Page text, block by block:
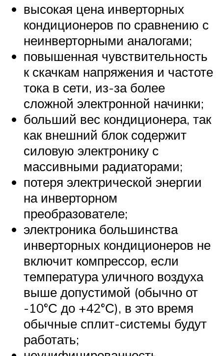
высокая цена инверторных
кондиционеров по сравнению с
неинверторными аналогами;
повышенная чувствительность
к скачкам напряжения и частоте
тока в сети, из-за более
сложной электронной начинки;
больший вес кондиционера, так
как внешний блок содержит
силовую электронику с
массивными радиаторами;
потеря электрической энергии
на инверторном
преобразователе;
электроника большинства
инверторных кондиционеров не
включит компрессор, если
температура уличного воздуха
выше допустимой (обычно от
-10°С до +42°С), в это время
обычные сплит-системы будут
работать;